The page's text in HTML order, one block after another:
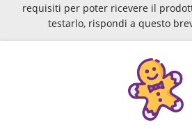
requisiti per poter ricevere il
testarlo, rispondi a questo
Domanda 1 di
Trascorri anche con i tuoi figli il
Quanti anni